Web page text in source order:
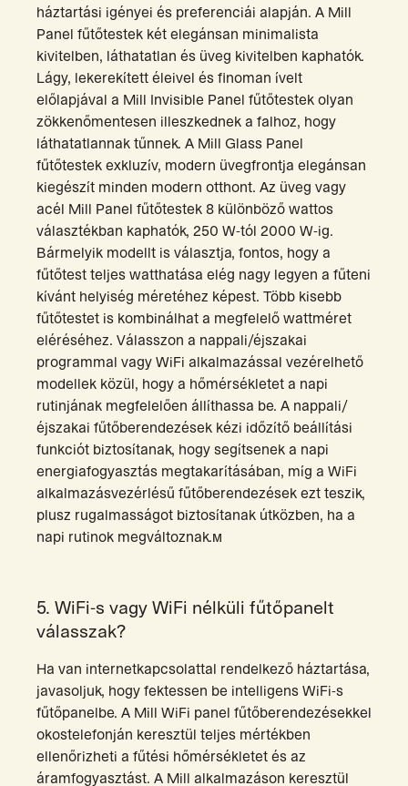
háztartási igényei és preferenciái alapján. A Mill
Panel fűtőtestek két elegánsan minimalista
kivitelben, láthatatlan és üveg kivitelben kaphatók.
Lágy, lekerekített éleivel és finoman ívelt
előlapjával a Mill Invisible Panel fűtőtestek olyan
zökkenőmentesen illeszkednek a falhoz, hogy
láthatatlannak tűnnek. A Mill Glass Panel
fűtőtestek exkluzív, modern üvegfrontja elegánsan
kiegészít minden modern otthont. Az üveg vagy
acél Mill Panel fűtőtestek 8 különböző wattos
választékban kaphatók, 250 W-tól 2000 W-ig.
Bármelyik modellt is választja, fontos, hogy a
fűtőtest teljes watthatása elég nagy legyen a fűteni
kívánt helyiség méretéhez képest. Több kisebb
fűtőtestet is kombinálhat a megfelelő wattméret
eléréséhez. Válasszon a nappali/éjszakai
programmal vagy WiFi alkalmazással vezérelhető
modellek közül, hogy a hőmérsékletet a napi
rutinjának megfelelően állíthassa be. A nappali/
éjszakai fűtőberendezések kézi időzítő beállítási
funkciót biztosítanak, hogy segítsenek a napi
energiafogyasztás megtakarításában, míg a WiFi
alkalmazásvezérlésű fűtőberendezések ezt teszik,
plusz rugalmasságot biztosítanak útközben, ha a
napi rutinok megváltoznak.м
5. WiFi-s vagy WiFi nélküli fűtőpanelt
válasszak?
Ha van internetkapcsolattal rendelkező háztartása,
javasoljuk, hogy fektessen be intelligens WiFi-s
fűtőpanelbe. A Mill WiFi panel fűtőberendezésekkel
okostelefonján keresztül teljes mértékben
ellenőrizheti a fűtési hőmérsékletet és az
áramfogyasztást. A Mill alkalmazáson keresztül